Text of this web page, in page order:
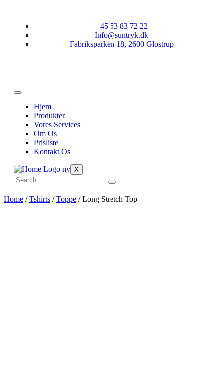
+45 53 83 72 22
Info@suntryk.dk
Fabriksparken 18, 2600 Glostrup
Hjem
Produkter
Vores Services
Om Os
Prisliste
Kontakt Os
X
Home /Tshirts /Toppe / Long Stretch Top